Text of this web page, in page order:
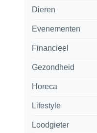
Dieren
Evenementen
Financieel
Gezondheid
Horeca
Lifestyle
Loodgieter